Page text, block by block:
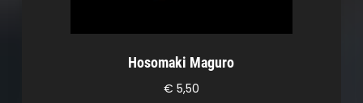
Hosomaki Maguro
€ 5,50